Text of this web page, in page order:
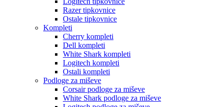
Razer tipkovnice
Ostale tipkovnice
Kompleti
Cherry kompleti
Dell kompleti
White Shark kompleti
Logitech kompleti
Ostali kompleti
Podloge za miševe
Corsair podloge za miševe
White Shark podloge za miševe